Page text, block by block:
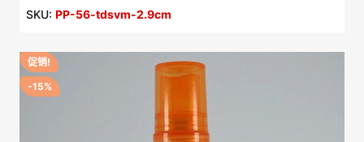
SKU: PP-56-tdsvm-2.9cm
促销!
-15%